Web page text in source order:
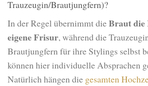
Trauzeugin/Brautjungfern)?
In der Regel übernimmt dieBraut die
eigene Frisur, während die
Brautjungfern für ihre Stylings selbst
können hier individuelle Absprachen
Natürlich hängen die gesamten